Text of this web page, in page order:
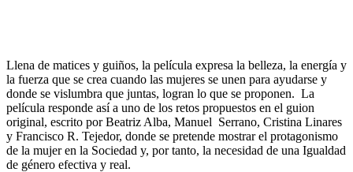
Llena de matices y guiños, la película expresa la belleza, la energía y
la fuerza que se crea cuando las mujeres se unen para ayudarse y
donde se vislumbra que juntas, logran lo que se proponen. La
película responde así a uno de los retos propuestos en el guion
original, escrito por Beatriz Alba, Manuel Serrano, Cristina Linares
y Francisco R. Tejedor, donde se pretende mostrar el protagonismo
de la mujer en la Sociedad y, por tanto, la necesidad de una Igualdad
de género efectiva y real.